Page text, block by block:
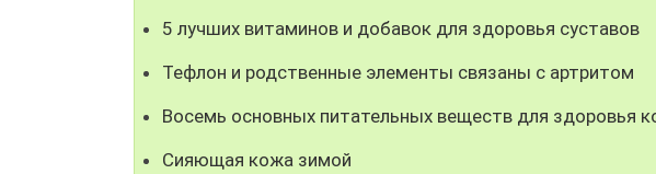
5 лучших витаминов и добавок для здоровья суставов
Тефлон и родственные элементы связаны с артритом
Восемь основных питательных веществ для здоровья
Сияющая кожа зимой